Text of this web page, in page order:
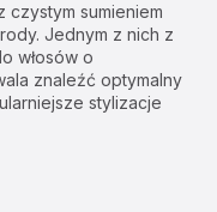
czystym sumieniem
Jednym z nich z
włosów o
znaleźć optymalny
stylizacje